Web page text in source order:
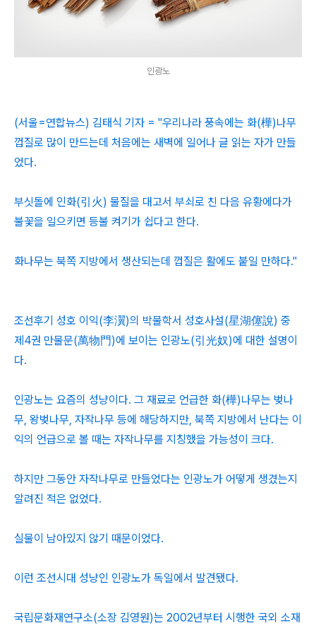
인광노
(서울=연합뉴스) 김태식 기자 = "우리나라 풍속에는 화(樺)나무
껍질로 많이 만드는데 처음에는 새벽에 일어나 글 읽는 자가 만들
었다.
부싯돌에 인화(引火) 물질을 대고서 부쇠로 친 다음 유황에다가
불꽃을 일으키면 등불 켜기가 쉽다고 한다.
화나무는 북쪽 지방에서 생산되는데 껍질은 활에도 붙일 만하다."
조선후기 성호 이익(李瀷)의 박물학서 성호사설(星湖僿說) 중
제4권 만물문(萬物門)에 보이는 인광노(引光奴)에 대한 설명이
다.
인광노는 요즘의 성냥이다. 그 재료로 언급한 화(樺)나무는 벚나
무, 왕벚나무, 자작나무 등에 해당하지만, 북쪽 지방에서 난다는 이
익의 언급으로 볼 때는 자작나무를 지칭했을 가능성이 크다.
하지만 그동안 자작나무로 만들었다는 인광노가 어떻게 생겼는지
알려진 적은 없었다.
실물이 남아있지 않기 때문이었다.
이런 조선시대 성냥인 인광노가 독일에서 발견됐다.
국립문화재연구소(소장 김영원)는 2002년부터 시행한 국외 소재